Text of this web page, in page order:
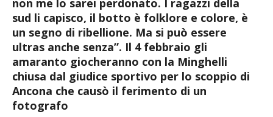
non me lo sarei perdonato. I ragazzi della
sud li capisco, il botto è folklore e colore, è
un segno di ribellione. Ma si può essere
ultras anche senza”. Il 4 febbraio gli
amaranto giocheranno con la Minghelli
chiusa dal giudice sportivo per lo scoppio di
Ancona che causò il ferimento di un
fotografo